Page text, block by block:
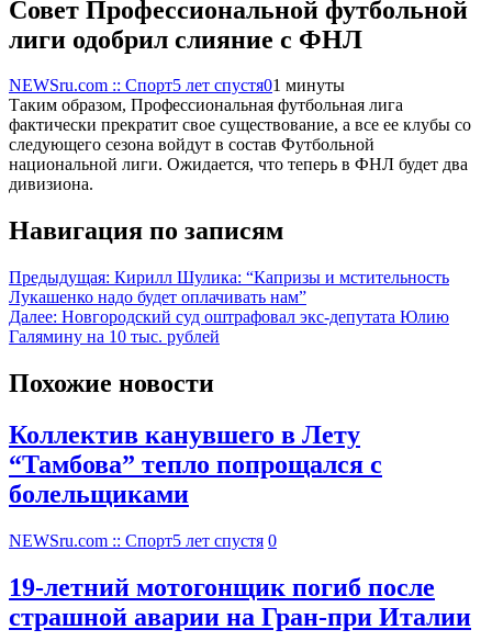
Совет Профессиональной футбольной
лиги одобрил слияние с ФНЛ
NEWSru.com :: Спорт5 лет спустя01 минуты
Таким образом, Профессиональная футбольная лига
фактически прекратит свое существование, а все ее клубы со
следующего сезона войдут в состав Футбольной
национальной лиги. Ожидается, что теперь в ФНЛ будет два
дивизиона.
Навигация по записям
Предыдущая: Кирилл Шулика: “Капризы и мстительность
Лукашенко надо будет оплачивать нам”
Далее: Новгородский суд оштрафовал экс-депутата Юлию
Галямину на 10 тыс. рублей
Похожие новости
Коллектив канувшего в Лету
“Тамбова” тепло попрощался с
болельщиками
NEWSru.com :: Спорт5 лет спустя 0
19-летний мотогонщик погиб после
страшной аварии на Гран-при Италии